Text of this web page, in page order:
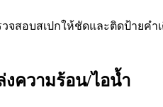
จสอบสเปกให้ชัดและติดป้าย
ความร้อน/ไอน้ำ